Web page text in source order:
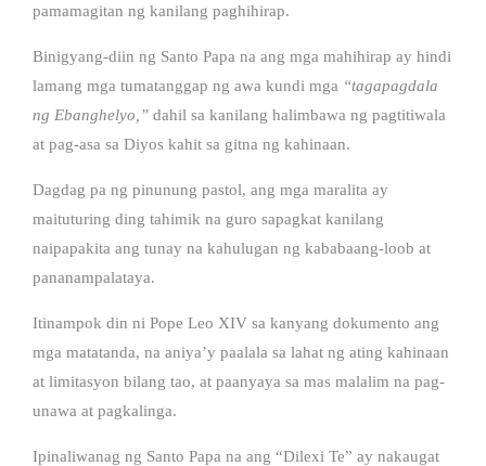
pamamagitan ng kanilang paghihirap.
Binigyang-diin ng Santo Papa na ang mga mahihirap ay hindi
lamang mga tumatanggap ng awa kundi mga “tagapagdala
ng Ebanghelyo,” dahil sa kanilang halimbawa ng pagtitiwala
at pag-asa sa Diyos kahit sa gitna ng kahinaan.
Dagdag pa ng pinunung pastol, ang mga maralita ay
maituturing ding tahimik na guro sapagkat kanilang
naipapakita ang tunay na kahulugan ng kababaang-loob at
pananampalataya.
Itinampok din ni Pope Leo XIV sa kanyang dokumento ang
mga matatanda, na aniya’y paalala sa lahat ng ating kahinaan
at limitasyon bilang tao, at paanyaya sa mas malalim na pag-
unawa at pagkalinga.
Ipinaliwanag ng Santo Papa na ang “Dilexi Te” ay nakaugat